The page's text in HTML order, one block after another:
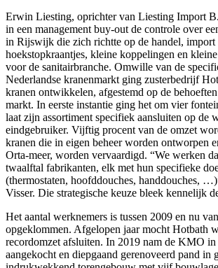
Erwin Liesting, oprichter van Liesting Import
in een management buy-out de controle over
in Rijswijk die zich richtte op de handel, import
hoekstopkraantjes, kleine koppelingen en
voor de sanitairbranche. Omwille van de
Nederlandse kranenmarkt ging zusterbedrijf
kranen ontwikkelen, afgestemd op de
markt. In eerste instantie ging het om vier
laat zijn assortiment specifiek aansluiten op de
eindgebruiker. Vijftig procent van de omzet
kranen die in eigen beheer worden ontworpen
Orta-meer, worden vervaardigd. “We werken
twaalftal fabrikanten, elk met hun specifieke
(thermostaten, hoofddouches, handdouches,
Visser. Die strategische keuze bleek kennelijk
Het aantal werknemers is tussen 2009 en nu
opgeklommen. Afgelopen jaar mocht Hotbath
recordomzet afsluiten. In 2019 nam de KMO in
aangekocht en diepgaand gerenoveerd pand in